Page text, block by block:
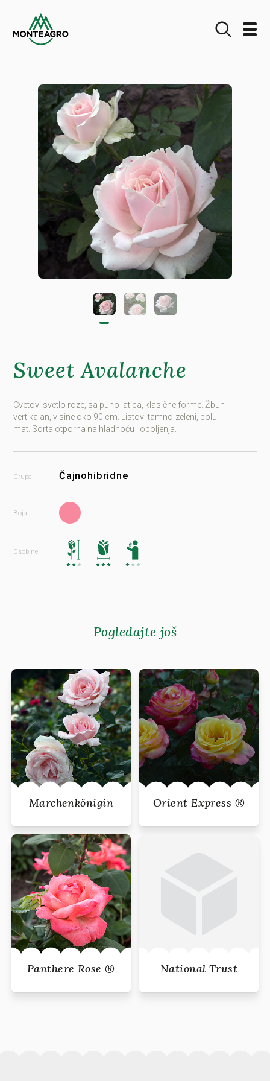
Sweet Avalanche
Cvetovi svetlo roze, sa puno latica, klasične forme. Žbun
vertikalan, visine oko 90 cm. Listovi tamno-zeleni, polu
mat. Sorta otporna na hladnoću i oboljenja.
Grupa Čajnohibridne
Boja
Osobine
Pogledajte još
Marchenkönigin Orient Express ®
Panthere Rose ® National Trust